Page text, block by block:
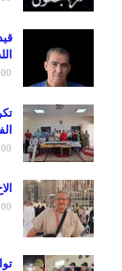
7/
6/
7/